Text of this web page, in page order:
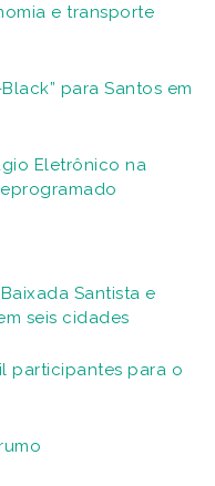
e transporte
para Santos em
Eletrônico na
Santista e
seis cidades
participantes para o